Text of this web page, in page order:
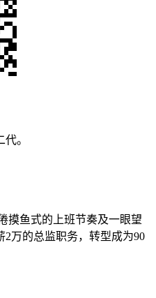
。
摸鱼式的上班节奏及一眼望
万的总监职务，转型成为90